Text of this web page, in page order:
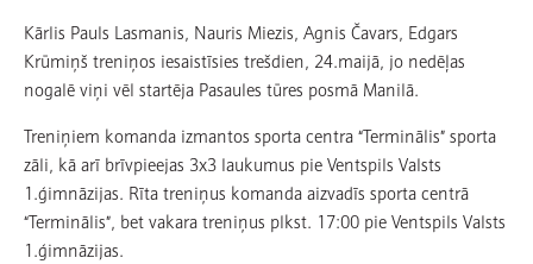
Kārlis Pauls Lasmanis, Nauris Miezis, Agnis Čavars, Edgars
Krūmiņš treniņos iesaistīsies trešdien, 24.maijā, jo nedēļas
nogalē viņi vēl startēja Pasaules tūres posmā Manilā.
Treniņiem komanda izmantos sporta centra “Terminālis” sporta
zāli, kā arī brīvpieejas 3x3 laukumus pie Ventspils Valsts
1.ģimnāzijas. Rīta treniņus komanda aizvadīs sporta centrā
“Terminālis”, bet vakara treniņus plkst. 17:00 pie Ventspils Valsts
1.ģimnāzijas.